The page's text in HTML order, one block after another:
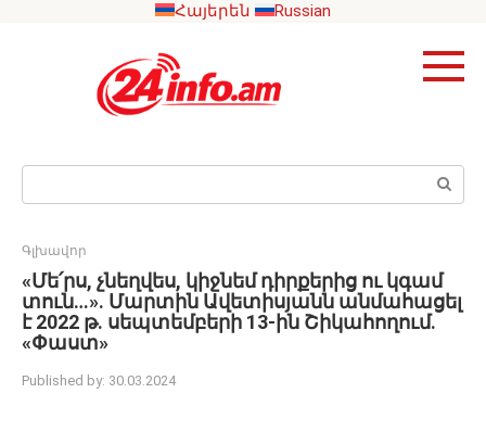
Հայերեն Russian
Search:
Գլխավոր
«Մե՛րս, չնեղվես, կիջնեմ դիրքերից ու կգամ
տուն…». Մարտին Ավետիսյանն անմահացել
է 2022 թ. սեպտեմբերի 13-ին Շիկահողում․
«Փաստ»
Published by: 30.03.2024